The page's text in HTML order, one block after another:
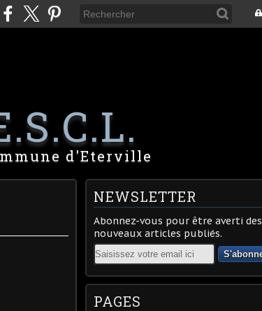
d'Eterville
NEWSLETTER
Abonnez-vous pour être averti des
nouveaux articles publiés.
Email
PAGES